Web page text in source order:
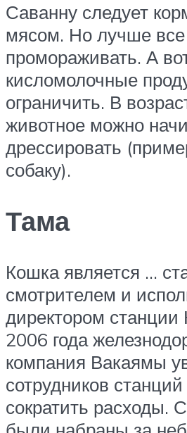
Саванну следует
мясом. Но лучше все
промораживать. А
кисломолочные
ограничить. В
животное можно
дрессировать
собаку).
Тама
Кошка является …
смотрителем и
директором станции
2006 года
компания Вакаямы
сотрудников
сократить расходы.